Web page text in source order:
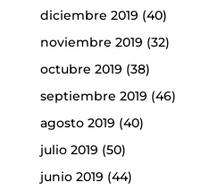
diciembre 2019 (40)
noviembre 2019 (32)
octubre 2019 (38)
septiembre 2019 (46)
agosto 2019 (40)
julio 2019 (50)
junio 2019 (44)